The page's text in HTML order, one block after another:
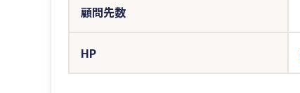
顧問先数
HP